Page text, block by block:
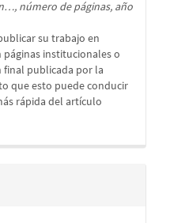
número de páginas, año
su trabajo en
institucionales o
final publicada por la
que esto puede conducir
rápida del artículo